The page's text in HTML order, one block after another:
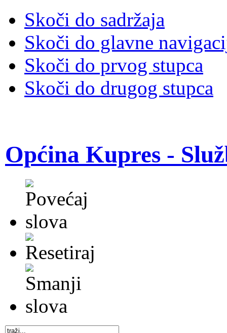
Skoči do sadržaja
Skoči do glavne
Skoči do prvog stupca
Skoči do drugog stupca
Općina Kupres -